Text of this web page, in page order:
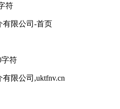
符
有限公司-首页
字符
限公司,uktfnv.cn